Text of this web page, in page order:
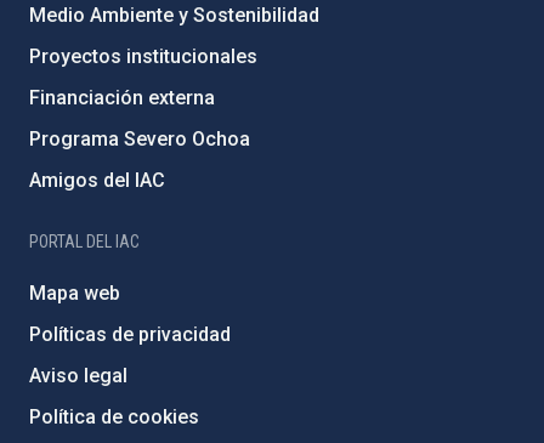
Medio Ambiente y Sostenibilidad
Proyectos institucionales
Financiación externa
Programa Severo Ochoa
Amigos del IAC
PORTAL DEL IAC
Mapa web
Políticas de privacidad
Aviso legal
Política de cookies